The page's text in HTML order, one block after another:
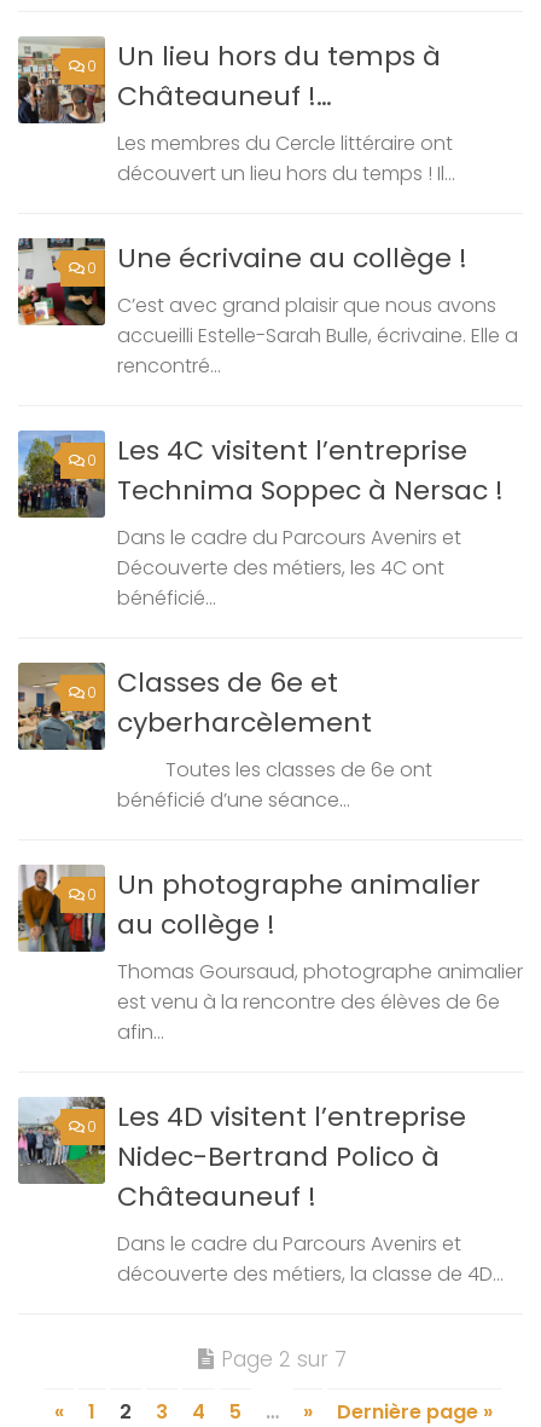
0
Un lieu hors du temps à
Châteauneuf !…
Les membres du Cercle littéraire ont
découvert un lieu hors du temps ! Il...
0 Une écrivaine au collège !
C’est avec grand plaisir que nous avons
accueilli Estelle-Sarah Bulle, écrivaine. Elle a
rencontré...
0
Les 4C visitent l’entreprise
Technima Soppec à Nersac !
Dans le cadre du Parcours Avenirs et
Découverte des métiers, les 4C ont
bénéficié...
0
Classes de 6e et
cyberharcèlement
Toutes les classes de 6e ont
bénéficié d’une séance...
0
Un photographe animalier
au collège !
Thomas Goursaud, photographe animalier
est venu à la rencontre des élèves de 6e
afin...
0
Les 4D visitent l’entreprise
Nidec-Bertrand Polico à
Châteauneuf !
Dans le cadre du Parcours Avenirs et
découverte des métiers, la classe de 4D...
Page 2 sur 7
« 1 2 3 4 5 … » Dernière page »